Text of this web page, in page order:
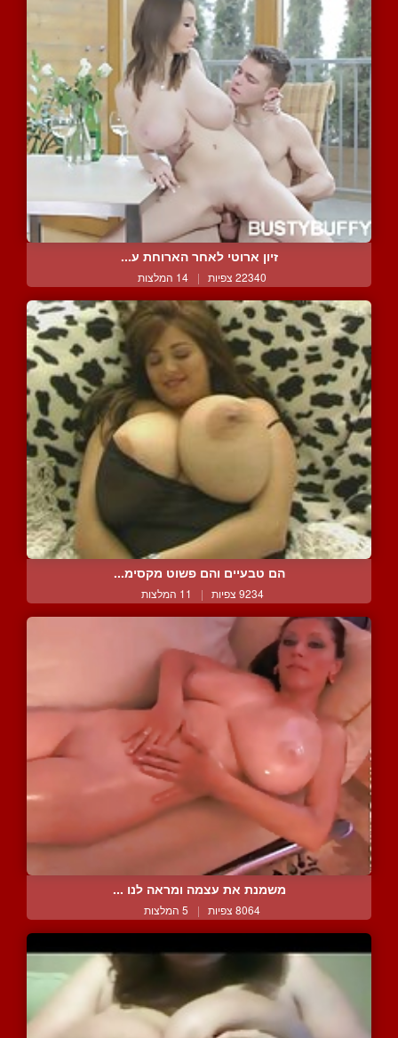
זיון ארוטי לאחר הארוחת ע...
22340 צפיות | 14 המלצות
הם טבעיים והם פשוט מקסימ...
9234 צפיות | 11 המלצות
משמנת את עצמה ומראה לנו ...
8064 צפיות | 5 המלצות